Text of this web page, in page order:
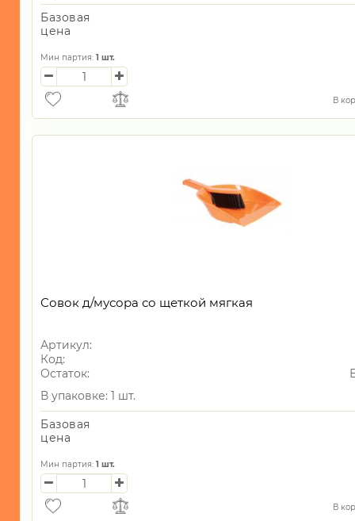
Базовая
цена
Мин партия: 1 шт.
В
Совок д/мусора со щеткой мягкая
Артикул:
Код:
Остаток:
В упаковке: 1 шт.
Базовая
цена
Мин партия: 1 шт.
В